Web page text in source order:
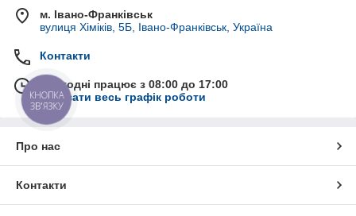
м. Івано-Франківськ
вулиця Хіміків, 5Б, Івано-Франківськ, Україна
Контакти
Сьогодні працює з 08:00 до 17:00
Показати весь графік роботи
Про нас
Контакти
КНОПКА
ЗВ'ЯЗКУ